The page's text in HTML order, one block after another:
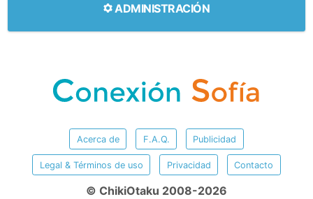
ADMINISTRACIÓN
Acerca de F.A.Q. Publicidad
Legal & Términos de uso Privacidad Contacto
© ChikiOtaku 2008-2026